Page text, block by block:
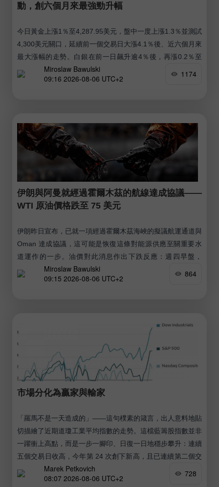
動，創六個月來最強勁升幅
今日黃金上漲1％至4,287.95美元，盤中一度上漲1.3％並測試
4,300美元關口，延續前一個交易日大漲4.1％後、近六個月來
最大漲幅的走勢。白銀在前一日飆升逾4％後，再漲0.2％至
62.19美元。Miroslaw Bawulski
09:16 2026-08-06 UTC+2
1174
伊朗與阿曼就經過霍爾木茲的航線達成協議——
WTI 原油價格跌至 75 美元
伊朗昨日宣布，已就一項經過霍爾木茲海峽的擬議航運通道與
Oman 達成協議，這可能是恢復這條對能源供應至關重要水
道運作的一步。油價對此消息作出下跌反應：週四早盤，
Brent 報價約每桶 79 美元，WTI 約每桶 75 美元，延續本週
前三個交易日暴跌 11% 之後的跌勢。
Miroslaw Bawulski
09:15 2026-08-06 UTC+2
864
市場分化為贏家與輸家
「羅馬不是一天造成的」——這句樸素的箴言，出人意料地貼
切描繪了近期道瓊工業平均指數的走勢。這檔藍籌股指數並非
一躍衝上高點，而是一步一腳印、日復一日地穩步攀升：連續
五個交易日收高，今年第 24 次創下新高，且已連續第二個交
易日單日上漲超過 600 點——這種情況過去僅出現過一次。
Marek Petkovich
08:07 2026-08-06 UTC+2
728